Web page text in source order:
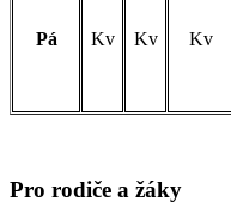
Pá Kv Kv Kv
Pro rodiče a žáky